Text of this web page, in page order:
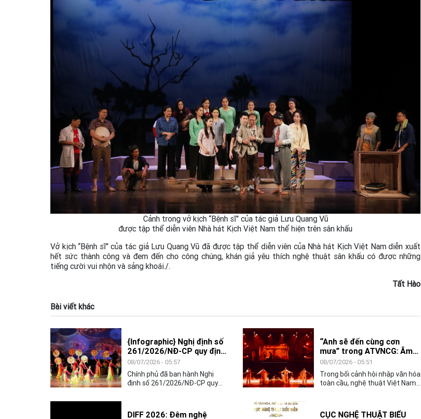
Cảnh trong vở kịch “Bệnh sĩ” của tác giả Lưu Quang Vũ
được tập thể diễn viên Nhà hát Kịch Việt Nam thể hiện trên sân khấu
Vở kịch “Bệnh sĩ” của tác giả Lưu Quang Vũ đã được tập thể diễn viên của Nhà hát Kịch Việt Nam diễn xuất
hết sức thành công và đem đến cho công chúng, khán giả yêu thích nghệ thuật sân khấu có được những
tiếng cười vui nhộn và sảng khoái./.
Tất Hào
Bài viết khác
{Infographic} Nghị định số
261/2026/NĐ-CP quy định
phụ cấp ưu đãi nghề, chế
độ bồi dưỡng luyện tập đối
với người hoạt động nghệ
thuật biểu diễn
08/07/2026 - 05:57
Chính phủ đã ban hành Nghị
định số 261/2026/NĐ-CP quy
diễn đối với viên chức, người lao
“Anh sẽ đến cùng cơn
mưa” trong ATVNCG: Âm
nhạc Việt Nam chạm đến
trái tim quốc tế
08/07/2026 - 05:51
Trong bối cảnh hội nhập văn hóa
toàn cầu, nghệ thuật Việt Nam
DIFF 2026: Đêm nghệ
CỤC NGHỆ THUẬT BIỂU